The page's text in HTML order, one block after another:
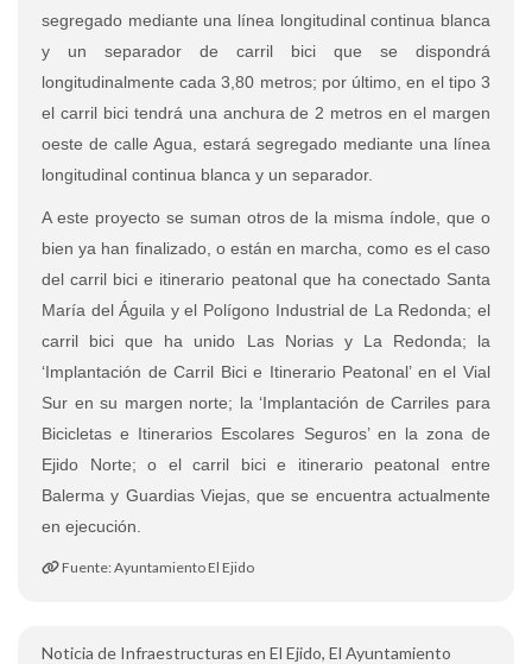
segregado mediante una línea longitudinal continua blanca
y un separador de carril bici que se dispondrá
longitudinalmente cada 3,80 metros; por último, en el tipo 3
el carril bici tendrá una anchura de 2 metros en el margen
oeste de calle Agua, estará segregado mediante una línea
longitudinal continua blanca y un separador.
A este proyecto se suman otros de la misma índole, que o
bien ya han finalizado, o están en marcha, como es el caso
del carril bici e itinerario peatonal que ha conectado Santa
María del Águila y el Polígono Industrial de La Redonda; el
carril bici que ha unido Las Norias y La Redonda; la
‘Implantación de Carril Bici e Itinerario Peatonal’ en el Vial
Sur en su margen norte; la ‘Implantación de Carriles para
Bicicletas e Itinerarios Escolares Seguros’ en la zona de
Ejido Norte; o el carril bici e itinerario peatonal entre
Balerma y Guardias Viejas, que se encuentra actualmente
en ejecución.
Fuente: Ayuntamiento El Ejido
Noticia de Infraestructuras en El Ejido, El Ayuntamiento